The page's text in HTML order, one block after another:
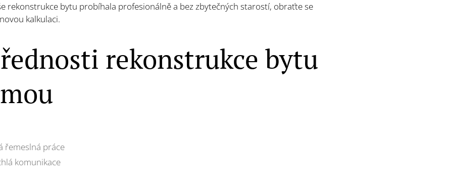
rekonstrukce bytu probíhala profesionálně a bez zbytečných starostí, obraťte se
kalkulaci.
rekonstrukce bytu
řemeslná práce
komunikace